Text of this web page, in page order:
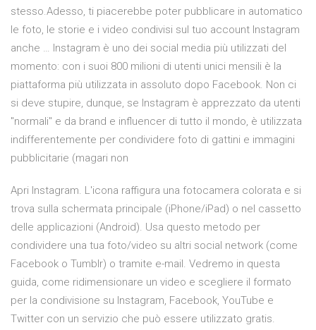
stesso.Adesso, ti piacerebbe poter pubblicare in automatico
le foto, le storie e i video condivisi sul tuo account Instagram
anche … Instagram è uno dei social media più utilizzati del
momento: con i suoi 800 milioni di utenti unici mensili è la
piattaforma più utilizzata in assoluto dopo Facebook. Non ci
si deve stupire, dunque, se Instagram è apprezzato da utenti
"normali" e da brand e influencer di tutto il mondo, è utilizzata
indifferentemente per condividere foto di gattini e immagini
pubblicitarie (magari non
Apri Instagram. L'icona raffigura una fotocamera colorata e si
trova sulla schermata principale (iPhone/iPad) o nel cassetto
delle applicazioni (Android). Usa questo metodo per
condividere una tua foto/video su altri social network (come
Facebook o Tumblr) o tramite e-mail. Vedremo in questa
guida, come ridimensionare un video e scegliere il formato
per la condivisione su Instagram, Facebook, YouTube e
Twitter con un servizio che può essere utilizzato gratis.